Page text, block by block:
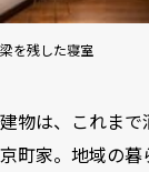
梁を残した寝室
建物は、これま
京町家。地域の